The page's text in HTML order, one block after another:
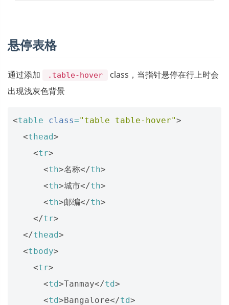
悬停表格
通过添加 .table-hover
class，当指针悬停在行上时会
出现浅灰色背景
<table class="table table-hover">
<thead>
<tr>
<th>名称</th>
<th>城市</th>
<th>邮编</th>
</tr>
</thead>
<tbody>
<tr>
<td>Tanmay</td>
<td>Bangalore</td>